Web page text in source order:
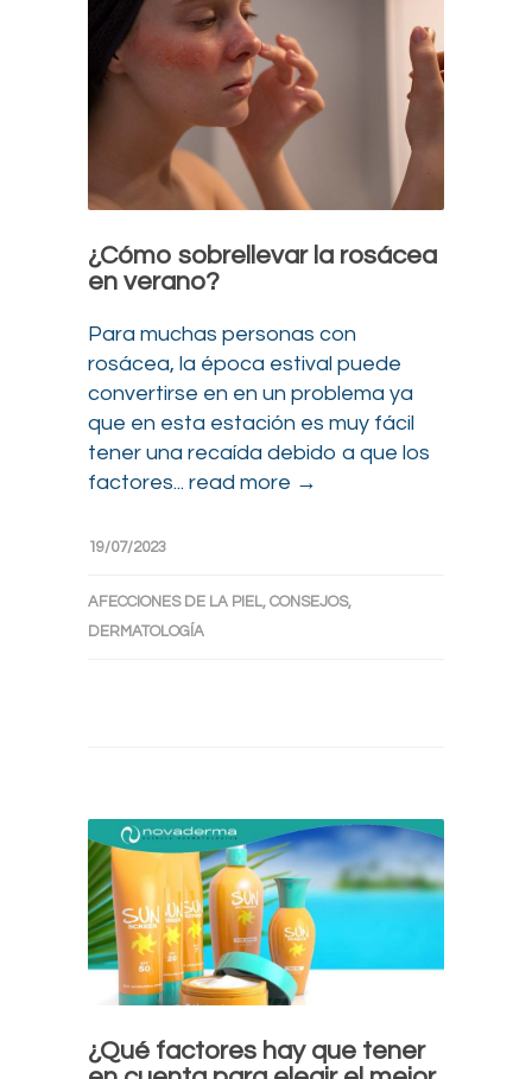
¿Cómo sobrellevar la rosácea
en verano?
Para muchas personas con
rosácea, la época estival puede
convertirse en en un problema ya
que en esta estación es muy fácil
tener una recaída debido a que los
factores... read more →
19/07/2023
AFECCIONES DE LA PIEL, CONSEJOS,
DERMATOLOGÍA
¿Qué factores hay que tener